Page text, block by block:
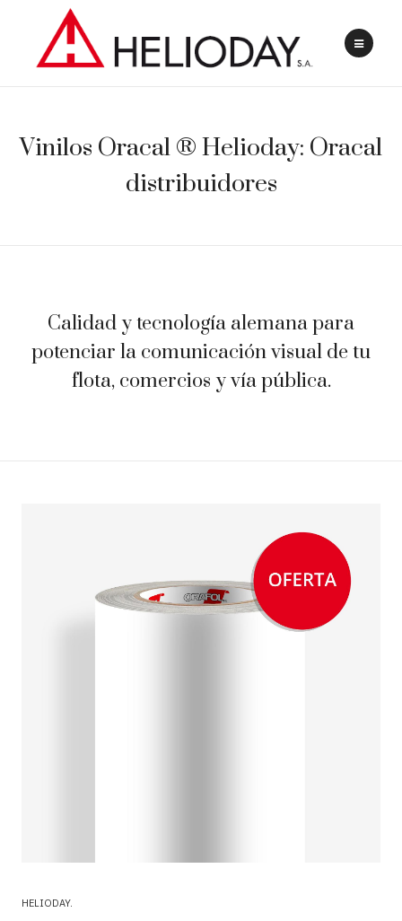
Vinilos Oracal ® Helioday: Oracal
distribuidores
Calidad y tecnología alemana para
potenciar la comunicación visual de tu
flota, comercios y vía pública.
HELIODAY